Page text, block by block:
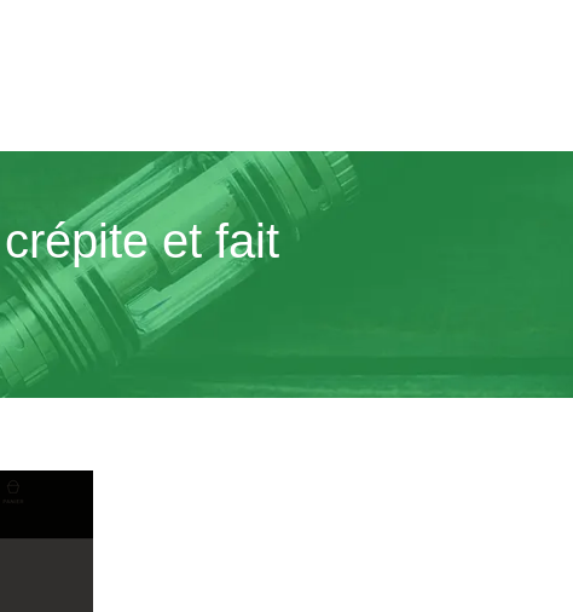
et fait